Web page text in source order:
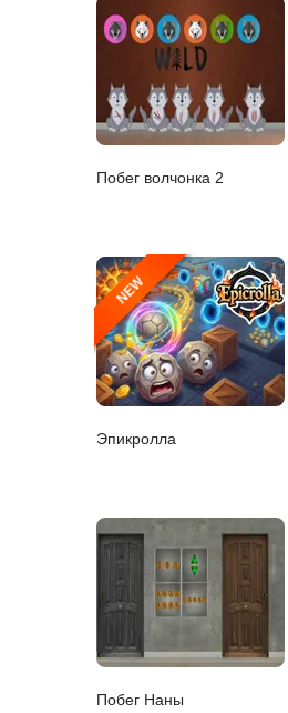
Побег волчонка 2
NEW
Эпикролла
Побег Наны